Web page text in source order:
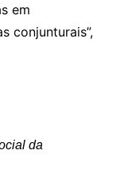
em
conjunturais”,
da